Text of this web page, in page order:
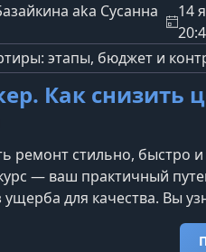
затраты, и дадим
управления бюджетом на
aka Сусанна
14
этапы, бюджет и
Как снизить
ремонт стильно, быстро
— ваш практичный
для качества. Вы
работают, на
а за что